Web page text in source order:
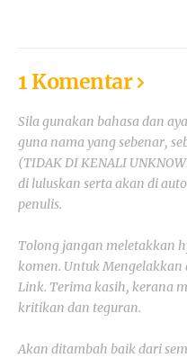
1 Komentar
Sila gunakan bahasa dan
guna nama yang sebenar,
(TIDAK DI KENALI
di luluskan serta akan di
penulis.
Tolong jangan meletakkan
komen. Untuk
Link. Terima kasih, kerana
kritikan dan teguran.
Akan ditambah baik dari